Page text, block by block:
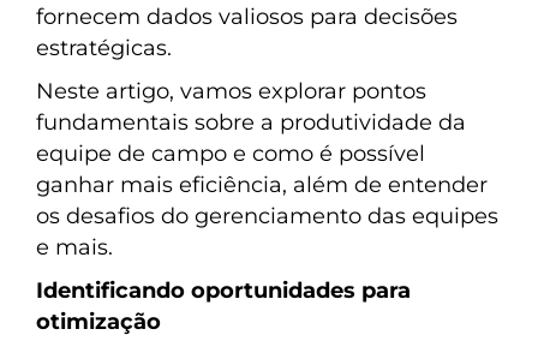
fornecem dados valiosos para decisões
estratégicas.
Neste artigo, vamos explorar pontos
fundamentais sobre a produtividade da
equipe de campo e como é possível
ganhar mais eficiência, além de entender
os desafios do gerenciamento das equipes
e mais.
Identificando oportunidades para
otimização